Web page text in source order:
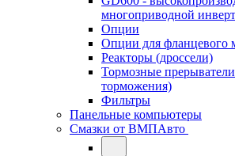
многоприводной
Опции
Опции для фланцевого
Реакторы (дроссели)
Тормозные
торможения)
Фильтры
Панельные компьютеры
Смазки от ВМПАвто